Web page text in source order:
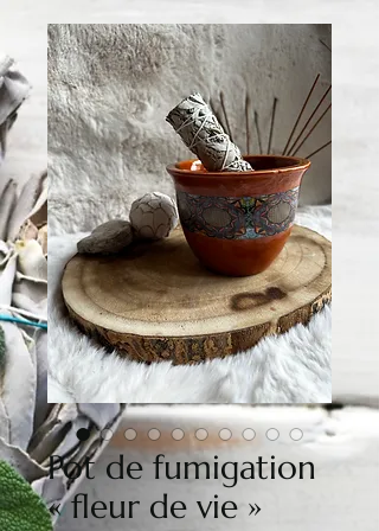
Pot de fumigation
« fleur de vie »